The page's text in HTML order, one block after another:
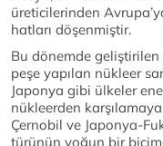
üreticilerinden
hatları döşenmiştir.
Bu dönemde
peşe yapılan nükleer
Japonya gibi ülkeler
nükleerden
Çernobil ve Japonya-
türünün yoğun bir